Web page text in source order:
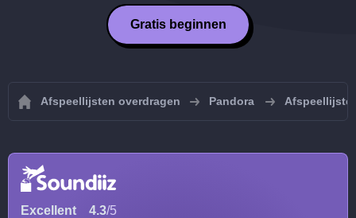
Gratis beginnen
Afspeellijsten overdragen Pandora
Excellent 4.3/5